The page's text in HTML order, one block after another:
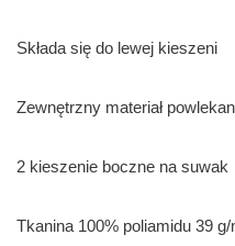
Składa się do lewej kieszeni
Zewnętrzny materiał
2 kieszenie boczne na suwak
Tkanina 100% poliamidu 39 g/